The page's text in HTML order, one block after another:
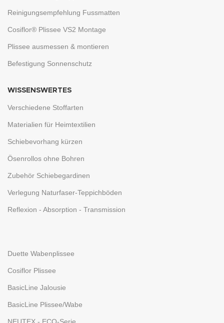
Reinigungsempfehlung Fussmatten
Cosiflor® Plissee VS2 Montage
Plissee ausmessen & montieren
Befestigung Sonnenschutz
WISSENSWERTES
Verschiedene Stoffarten
Materialien für Heimtextilien
Schiebevorhang kürzen
Ösenrollos ohne Bohren
Zubehör Schiebegardinen
Verlegung Naturfaser-Teppichböden
Reflexion - Absorption - Transmission
Duette Wabenplissee
Cosiflor Plissee
BasicLine Jalousie
BasicLine Plissee/Wabe
NEUTEX - ECO-Serie